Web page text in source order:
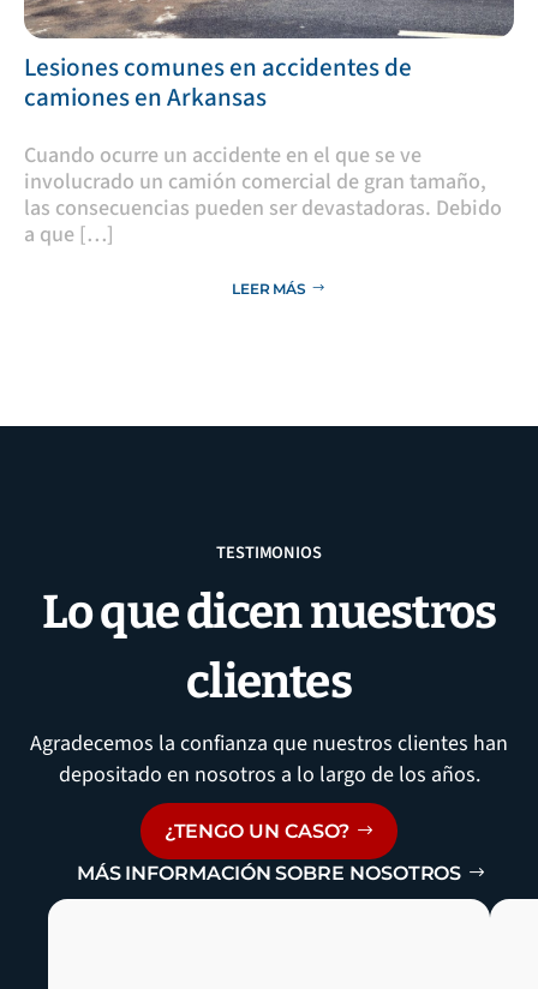
Lesiones comunes en accidentes de
camiones en Arkansas
​Cuando ocurre un accidente en el que se ve
involucrado un camión comercial de gran tamaño,
las consecuencias pueden ser devastadoras. Debido
a que […]
LEER MÁS
TESTIMONIOS
Lo que dicen nuestros
clientes
Agradecemos la confianza que nuestros clientes han
depositado en nosotros a lo largo de los años.
¿TENGO UN CASO?
MÁS INFORMACIÓN SOBRE NOSOTROS